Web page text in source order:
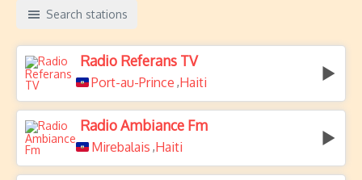
Search stations
Radio Referans TV
Port-au-Prince ,Haiti
Radio Ambiance Fm
Mirebalais ,Haiti